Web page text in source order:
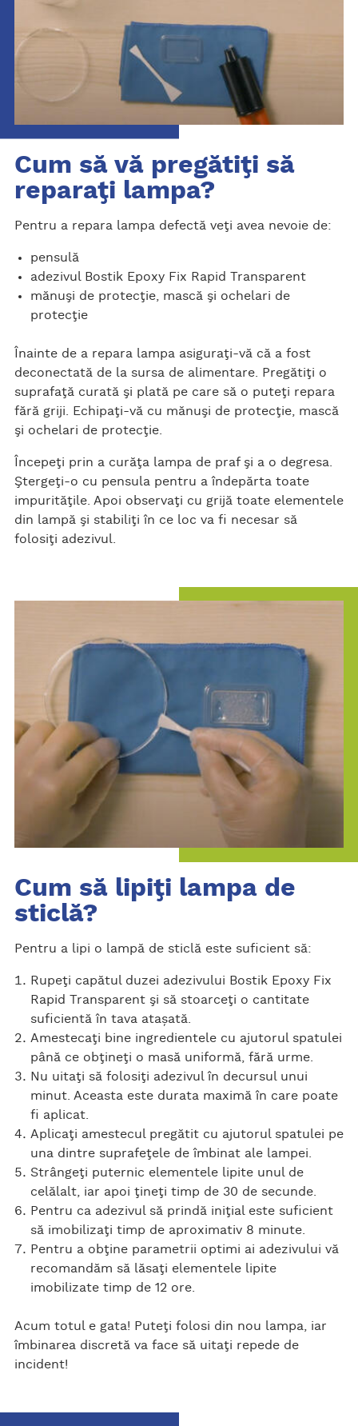
Cum să vă pregătiţi să
reparaţi lampa?
Pentru a repara lampa defectă veţi avea nevoie de:
pensulă
adezivul Bostik Epoxy Fix Rapid Transparent
mănuşi de protecţie, mască şi ochelari de
protecţie
Înainte de a repara lampa asiguraţi-vă că a fost
deconectată de la sursa de alimentare. Pregătiţi o
suprafaţă curată şi plată pe care să o puteţi repara
fără griji. Echipaţi-vă cu mănuşi de protecţie, mască
şi ochelari de protecţie.
Începeţi prin a curăţa lampa de praf şi a o degresa.
Ştergeţi-o cu pensula pentru a îndepărta toate
impurităţile. Apoi observaţi cu grijă toate elementele
din lampă şi stabiliţi în ce loc va fi necesar să
folosiţi adezivul.
Cum să lipiţi lampa de
sticlă?
Pentru a lipi o lampă de sticlă este suficient să:
Rupeţi capătul duzei adezivului Bostik Epoxy Fix
Rapid Transparent şi să stoarceţi o cantitate
suficientă în tava atașată.
Amestecaţi bine ingredientele cu ajutorul spatulei
până ce obţineţi o masă uniformă, fără urme.
Nu uitaţi să folosiţi adezivul în decursul unui
minut. Aceasta este durata maximă în care poate
fi aplicat.
Aplicaţi amestecul pregătit cu ajutorul spatulei pe
una dintre suprafeţele de îmbinat ale lampei.
Strângeţi puternic elementele lipite unul de
celălalt, iar apoi ţineţi timp de 30 de secunde.
Pentru ca adezivul să prindă iniţial este suficient
să imobilizaţi timp de aproximativ 8 minute.
Pentru a obţine parametrii optimi ai adezivului vă
recomandăm să lăsaţi elementele lipite
imobilizate timp de 12 ore.
Acum totul e gata! Puteţi folosi din nou lampa, iar
îmbinarea discretă va face să uitaţi repede de
incident!